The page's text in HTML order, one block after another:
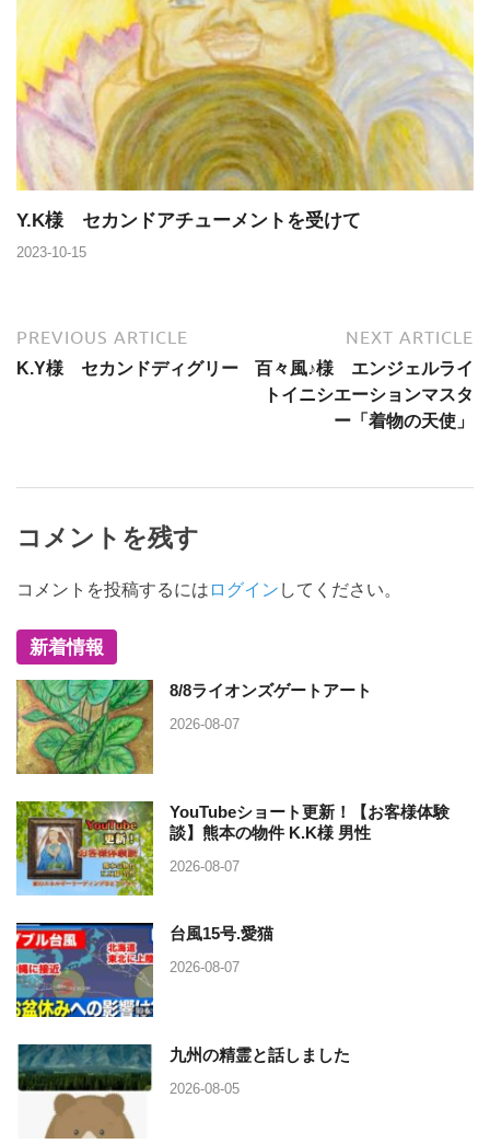
Y.K様 セカンドアチューメントを受けて
2023-10-15
PREVIOUS ARTICLE
K.Y様 セカンドディグリー
NEXT ARTICLE
百々風♪様 エンジェルライ
トイニシエーションマスタ
ー「着物の天使」
コメントを残す
コメントを投稿するには ログイン してください。
新着情報
8/8ライオンズゲートアート
2026-08-07
YouTubeショート更新！【お客様体験
談】熊本の物件 K.K様 男性
2026-08-07
台風15号.愛猫
2026-08-07
九州の精霊と話しました
2026-08-05